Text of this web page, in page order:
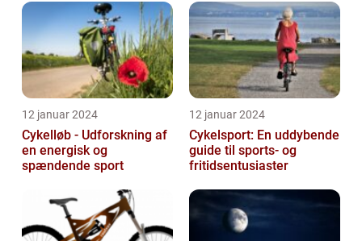
opmærksomhed fra
sports...
12 januar 2024
Cykelløb - Udforskning af
en energisk og
spændende sport
12 januar 2024
Cykelsport: En uddybende
guide til sports- og
fritidsentusiaster